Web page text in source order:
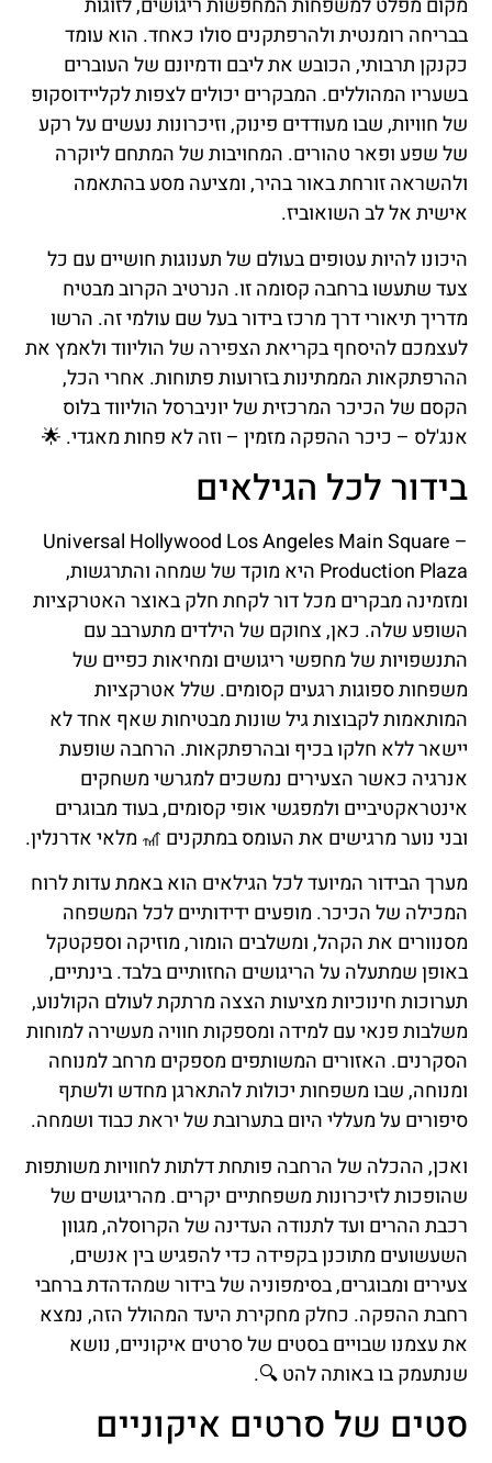
מקום מפלט למשפחות המחפשות ריגושים, לזוגות
בבריחה רומנטית ולהרפתקנים סולו כאחד. הוא עומד
כקנקן תרבותי, הכובש את ליבם ודמיונם של העוברים
בשעריו המהוללים. המבקרים יכולים לצפות לקליידוסקופ
של חוויות, שבו מעודדים פינוק, וזיכרונות נעשים על רקע
של שפע ופאר טהורים. המחויבות של המתחם ליוקרה
ולהשראה זורחת באור בהיר, ומציעה מסע בהתאמה
אישית אל לב השואוביז.
היכונו להיות עטופים בעולם של תענוגות חושיים עם כל
צעד שתעשו ברחבה קסומה זו. הנרטיב הקרוב מבטיח
מדריך תיאורי דרך מרכז בידור בעל שם עולמי זה. הרשו
לעצמכם להיסחף בקריאת הצפירה של הוליווד ולאמץ את
ההרפתקאות הממתינות בזרועות פתוחות. אחרי הכל,
הקסם של הכיכר המרכזית של יוניברסל הוליווד בלוס
אנג'לס – כיכר ההפקה מזמין – וזה לא פחות מאגדי. 🌟
בידור לכל הגילאים
Universal Hollywood Los Angeles Main Square –
Production Plaza היא מוקד של שמחה והתרגשות,
ומזמינה מבקרים מכל דור לקחת חלק באוצר האטרקציות
השופע שלה. כאן, צחוקם של הילדים מתערבב עם
התנשפויות של מחפשי ריגושים ומחיאות כפיים של
משפחות ספוגות רגעים קסומים. שלל אטרקציות
המותאמות לקבוצות גיל שונות מבטיחות שאף אחד לא
יישאר ללא חלקו בכיף ובהרפתקאות. הרחבה שופעת
אנרגיה כאשר הצעירים נמשכים למגרשי משחקים
אינטראקטיביים ולמפגשי אופי קסומים, בעוד מבוגרים
ובני נוער מרגישים את העומס במתקנים 🎢 מלאי אדרנלין.
מערך הבידור המיועד לכל הגילאים הוא באמת עדות לרוח
המכילה של הכיכר. מופעים ידידותיים לכל המשפחה
מסנוורים את הקהל, ומשלבים הומור, מוזיקה וספקטקל
באופן שמתעלה על הריגושים החזותיים בלבד. בינתיים,
תערוכות חינוכיות מציעות הצצה מרתקת לעולם הקולנוע,
משלבות פנאי עם למידה ומספקות חוויה מעשירה למוחות
הסקרנים. האזורים המשותפים מספקים מרחב למנוחה
ומנוחה, שבו משפחות יכולות להתארגן מחדש ולשתף
סיפורים על מעללי היום בתערובת של יראת כבוד ושמחה.
ואכן, ההכלה של הרחבה פותחת דלתות לחוויות משותפות
שהופכות לזיכרונות משפחתיים יקרים. מהריגושים של
רכבת ההרים ועד לתנודה העדינה של הקרוסלה, מגוון
השעשועים מתוכנן בקפידה כדי להפגיש בין אנשים,
צעירים ומבוגרים, בסימפוניה של בידור שמהדהדת ברחבי
רחבת ההפקה. כחלק מחקירת היעד המהולל הזה, נמצא
את עצמנו שבויים בסטים של סרטים איקוניים, נושא
שנתעמק בו באותה להט 🔍.
סטים של סרטים איקוניים